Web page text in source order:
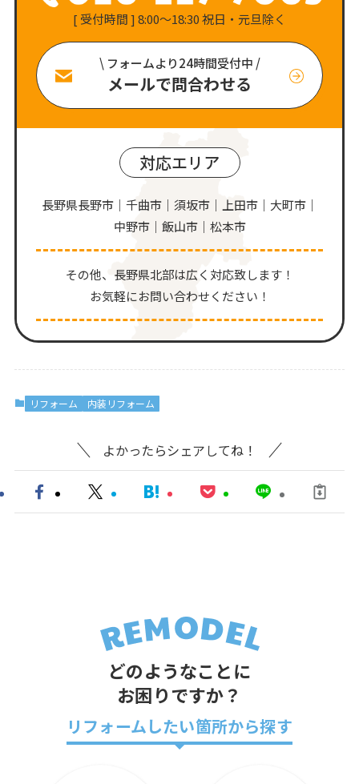
[ 受付時間 ] 8:00〜18:30 祝日・元旦除く
\ フォームより24時間受付中 /
メールで問合わせる
対応エリア
長野県長野市｜千曲市｜須坂市｜上田市｜大町市｜
中野市｜飯山市｜松本市
その他、⻑野県北部は広く対応致します！
お気軽にお問い合わせください！
リフォーム 内装リフォーム
よかったらシェアしてね！
どのようなことに
お困りですか？
リフォームしたい箇所から探す